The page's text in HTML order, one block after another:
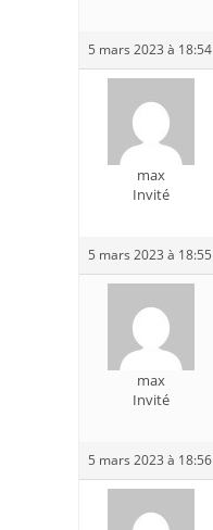
5 mars 2023 à 18:54
max
Invité
5 mars 2023 à 18:55
max
Invité
5 mars 2023 à 18:56